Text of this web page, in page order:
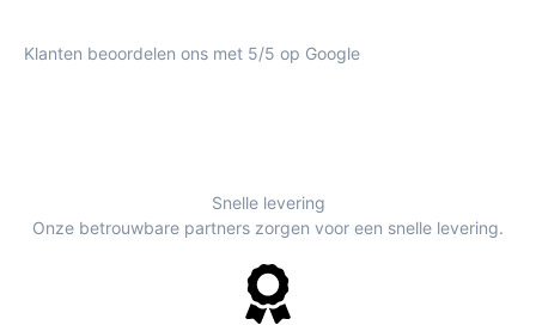
Klanten beoordelen ons met 5/5 op Google
Snelle levering
Onze betrouwbare partners zorgen voor een snelle levering.